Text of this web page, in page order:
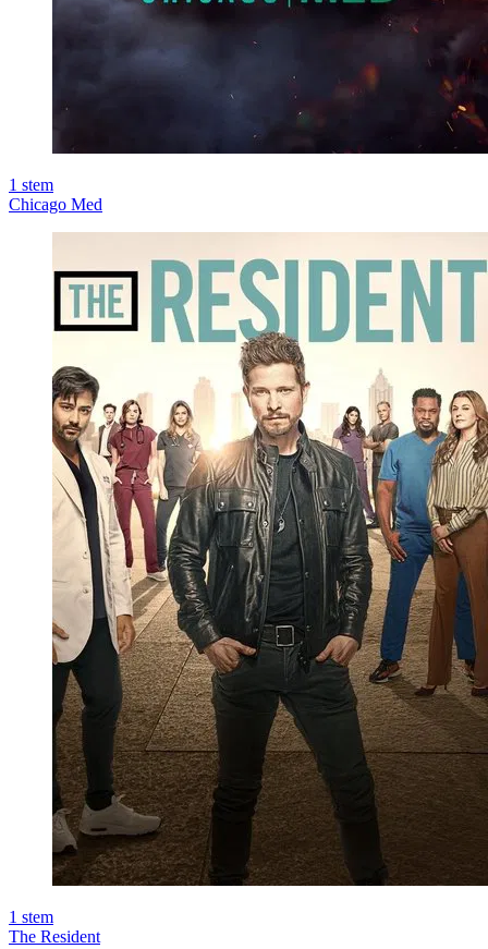
1 stem
Chicago Med
1 stem
The Resident